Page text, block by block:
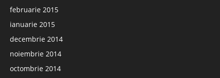
februarie 2015
ianuarie 2015
decembrie 2014
noiembrie 2014
octombrie 2014